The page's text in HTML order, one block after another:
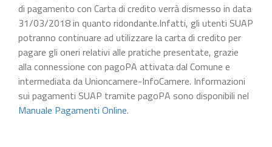
di pagamento con Carta di credito verrà dismesso in data
31/03/2018 in quanto ridondante.Infatti, gli utenti SUAP
potranno continuare ad utilizzare la carta di credito per
pagare gli oneri relativi alle pratiche presentate, grazie
alla connessione con pagoPA attivata dal Comune e
intermediata da Unioncamere-InfoCamere. Informazioni
sui pagamenti SUAP tramite pagoPA sono disponibili nel
Manuale Pagamenti Online.